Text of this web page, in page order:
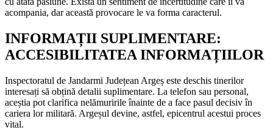
acompania, dar această provocare le va forma caracterul.
INFORMAȚII SUPLIMENTARE:
ACCESIBILITATEA INFORMAȚIILOR
Inspectoratul de Jandarmi Județean Argeș este deschis tinerilor
interesați să obțină detalii suplimentare. La telefon sau personal,
aceștia pot clarifica nelămuririle înainte de a face pasul decisiv în
cariera lor militară. Argeșul devine, astfel, epicentrul acestui proces
vital.